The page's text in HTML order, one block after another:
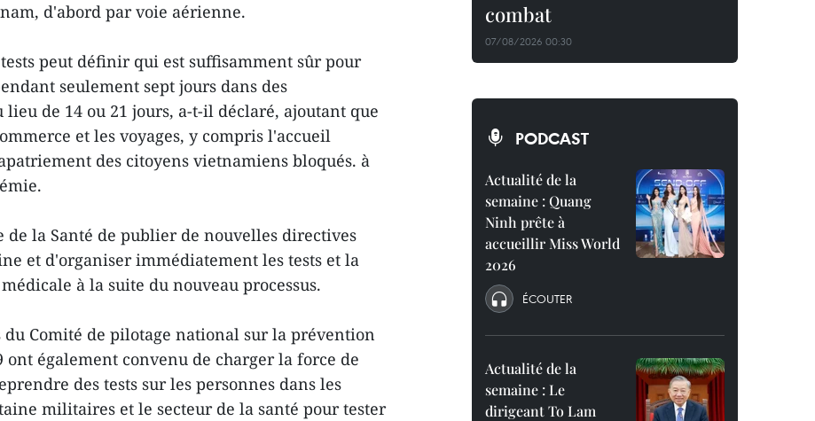
d'abord par voie aérienne.
peut définir qui est suffisamment sûr pour
seulement sept jours dans des
de 14 ou 21 jours, a-t-il déclaré, ajoutant que
et les voyages, y compris l'accueil
des citoyens vietnamiens bloqués. à
la Santé de publier de nouvelles directives
et d'organiser immédiatement les tests et la
à la suite du nouveau processus.
Comité de pilotage national sur la prévention
ont également convenu de charger la force de
des tests sur les personnes dans les
militaires et le secteur de la santé pour tester
combat
07/08/2026 00:30
PODCAST
Actualité de la
semaine : Quang
Ninh prête à
accueillir Miss World
2026
ÉCOUTER
Actualité de la
semaine : Le
dirigeant To Lam